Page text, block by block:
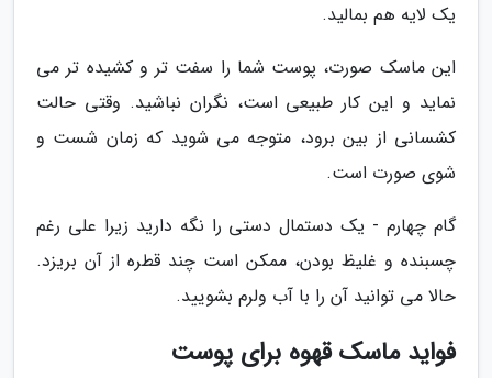
یک لایه هم بمالید.
این ماسک صورت، پوست شما را سفت تر و کشیده تر می
نماید و این کار طبیعی است، نگران نباشید. وقتی حالت
کشسانی از بین برود، متوجه می شوید که زمان شست و
شوی صورت است.
گام چهارم - یک دستمال دستی را نگه دارید زیرا علی رغم
چسبنده و غلیظ بودن، ممکن است چند قطره از آن بریزد.
حالا می توانید آن را با آب ولرم بشویید.
فواید ماسک قهوه برای پوست